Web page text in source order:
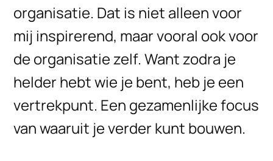
organisatie. Dat is niet alleen voor
mij inspirerend, maar vooral ook voor
de organisatie zelf. Want zodra je
helder hebt wie je bent, heb je een
vertrekpunt. Een gezamenlijke focus
van waaruit je verder kunt bouwen.